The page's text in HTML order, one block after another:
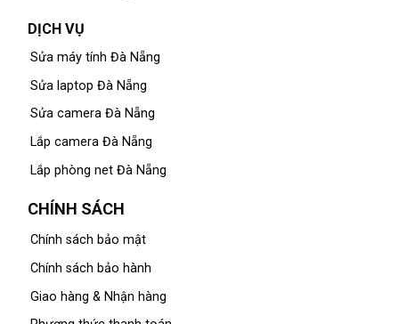
DỊCH VỤ
Sửa máy tính Đà Nẵng
Sửa laptop Đà Nẵng
Sửa camera Đà Nẵng
Lắp camera Đà Nẵng
Lắp phòng net Đà Nẵng
CHÍNH SÁCH
Chính sách bảo mật
Chính sách bảo hành
Giao hàng & Nhận hàng